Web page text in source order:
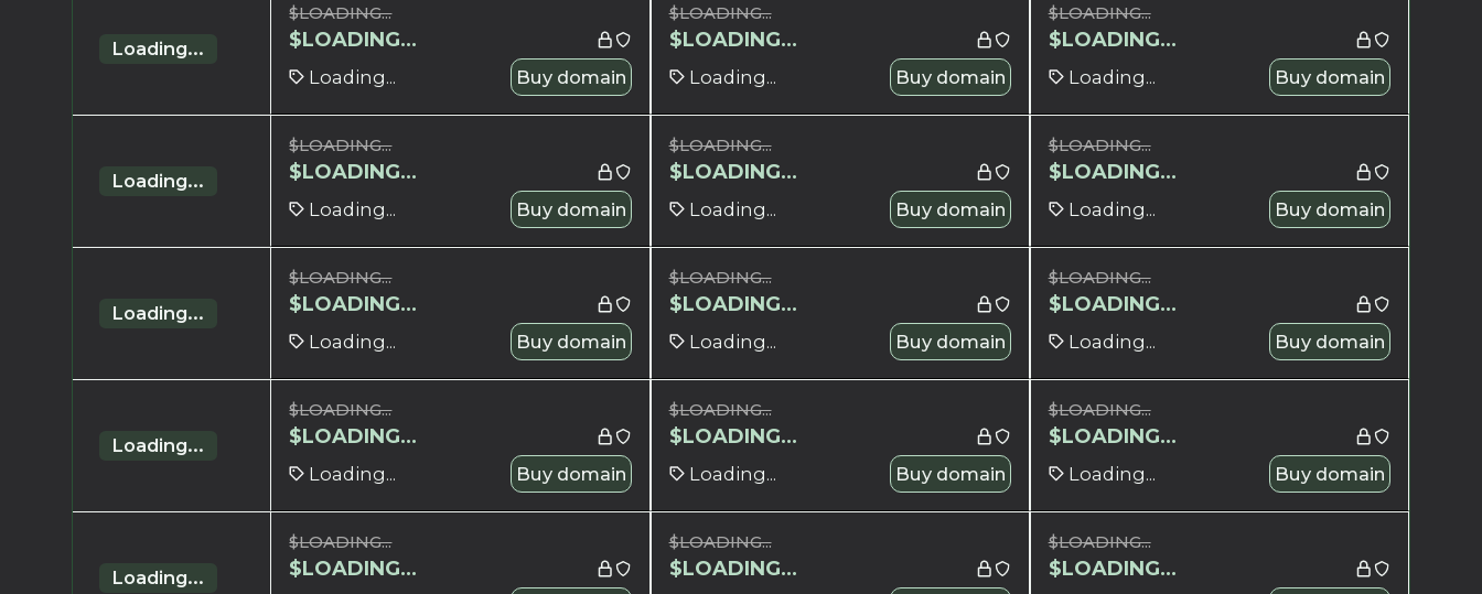
Loading...
$LOADING...
$LOADING...
Loading... Buy domain
$LOADING...
$LOADING...
Loading... Buy domain
$LOADING...
$LOADING...
Loading... Buy domain
Loading...
$LOADING...
$LOADING...
Loading... Buy domain
$LOADING...
$LOADING...
Loading... Buy domain
$LOADING...
$LOADING...
Loading... Buy domain
Loading...
$LOADING...
$LOADING...
Loading... Buy domain
$LOADING...
$LOADING...
Loading... Buy domain
$LOADING...
$LOADING...
Loading... Buy domain
Loading...
$LOADING...
$LOADING...
Loading... Buy domain
$LOADING...
$LOADING...
Loading... Buy domain
$LOADING...
$LOADING...
Loading... Buy domain
Loading...
$LOADING...
$LOADING...
$LOADING...
$LOADING...
$LOADING...
$LOADING...